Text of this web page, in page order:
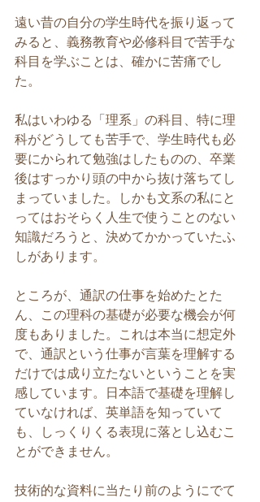
遠い昔の自分の学生時代を振り返って
みると、義務教育や必修科目で苦手な
科目を学ぶことは、確かに苦痛でし
た。
私はいわゆる「理系」の科目、特に理
科がどうしても苦手で、学生時代も必
要にかられて勉強はしたものの、卒業
後はすっかり頭の中から抜け落ちてし
まっていました。しかも文系の私にと
ってはおそらく人生で使うことのない
知識だろうと、決めてかかっていたふ
しがあります。
ところが、通訳の仕事を始めたとた
ん、この理科の基礎が必要な機会が何
度もありました。これは本当に想定外
で、通訳という仕事が言葉を理解する
だけでは成り立たないということを実
感しています。日本語で基礎を理解し
ていなければ、英単語を知っていて
も、しっくりくる表現に落とし込むこ
とができません。
技術的な資料に当たり前のようにでて